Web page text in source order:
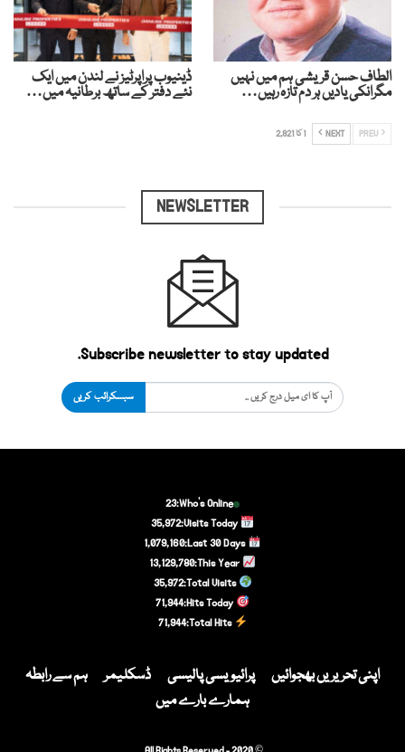
الطاف حسن قریشی ہم میں نہیں
مگرانکی یادیں ہر دم تازہ رہیں…
ڈینیوب پراپرٹیز نے لندن میں ایک
نئے دفتر کے ساتھ برطانیہ میں…
NEXT 1 کا 2,821
NEWSLETTER
Subscribe newsletter to stay updated.
سبسکرائب کریں
Who's Online:
23
Visits Today:
35,972
Last 30 Days:
1,079,160
13,129,780
Total Visits:
35,972
Hits Today:
71,944
Total Hits:
71,944
اپنی تحریریں بھجوائیں پرائیویسی پالیسی ڈسکلیمر
ہم سے رابطہ
ہمارے بارے میں